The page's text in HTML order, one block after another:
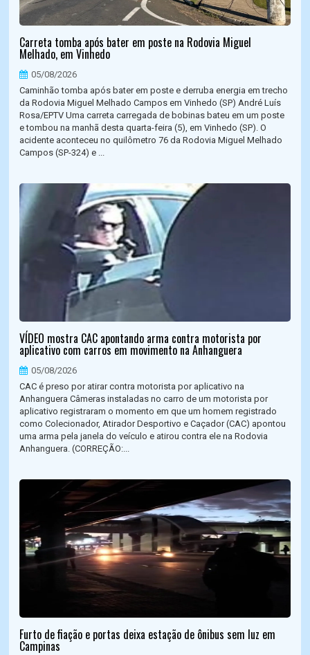
Carreta tomba após bater em poste na Rodovia Miguel
Melhado, em Vinhedo
05/08/2026
Caminhão tomba após bater em poste e derruba energia em trecho
da Rodovia Miguel Melhado Campos em Vinhedo (SP) André Luís
Rosa/EPTV Uma carreta carregada de bobinas bateu em um poste
e tombou na manhã desta quarta-feira (5), em Vinhedo (SP). O
acidente aconteceu no quilômetro 76 da Rodovia Miguel Melhado
Campos (SP-324) e ...
VÍDEO mostra CAC apontando arma contra motorista por
aplicativo com carros em movimento na Anhanguera
05/08/2026
CAC é preso por atirar contra motorista por aplicativo na
Anhanguera Câmeras instaladas no carro de um motorista por
aplicativo registraram o momento em que um homem registrado
como Colecionador, Atirador Desportivo e Caçador (CAC) apontou
uma arma pela janela do veículo e atirou contra ele na Rodovia
Anhanguera. (CORREÇÃO:...
Furto de fiação e portas deixa estação de ônibus sem luz em
Campinas